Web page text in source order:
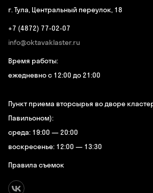
г. Тула, Центральный переулок, 18
+7 (4872) 77-02-07
info@oktavaklaster.ru
Время работы:
ежедневно с 12:00 до 21:00
Пункт приема вторсырья во дворе
Павильоном):
среда: 19:00 — 20:00
воскресенье: 12:00 — 13:30
Правила съемок